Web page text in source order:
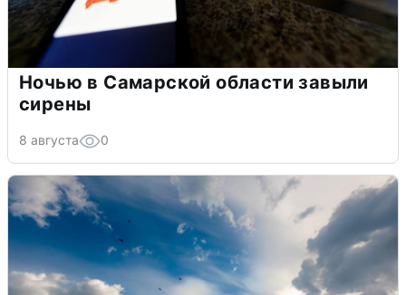
Ночью в Самарской области завыли
сирены
8 августа 0